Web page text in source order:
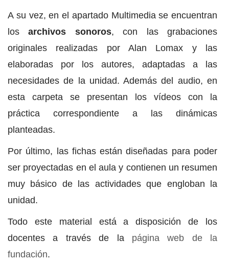
A su vez, en el apartado Multimedia se encuentran
los archivos sonoros, con las grabaciones
originales realizadas por Alan Lomax y las
elaboradas por los autores, adaptadas a las
necesidades de la unidad. Además del audio, en
esta carpeta se presentan los vídeos con la
práctica correspondiente a las dinámicas
planteadas.
Por último, las fichas están diseñadas para poder
ser proyectadas en el aula y contienen un resumen
muy básico de las actividades que engloban la
unidad.
Todo este material está a disposición de los
docentes a través de la página web de la
fundación.